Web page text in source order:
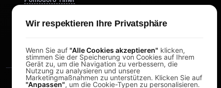
DesignerBox
Wir respektieren Ihre Privatsphäre
Wenn Sie auf "Alle Cookies akzeptieren" klicken,
stimmen Sie der Speicherung von Cookies auf Ihrem
Gerät zu, um die Navigation zu verbessern, die
Nutzung zu analysieren und unsere
Marketingmaßnahmen zu unterstützen. Klicken Sie auf
"Anpassen", um die Cookie-Typen zu personalisieren.